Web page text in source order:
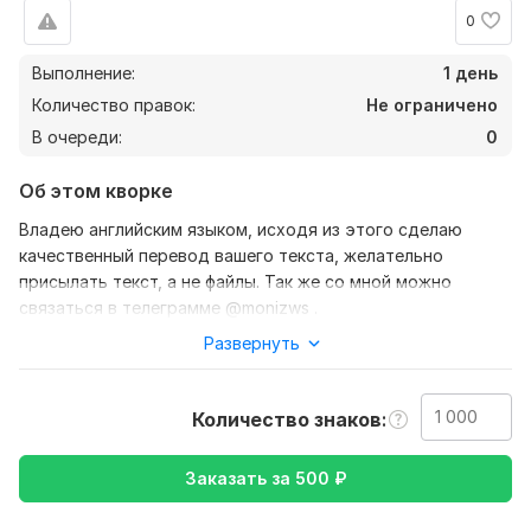
0
Выполнение:
1 день
Количество правок:
Не ограничено
В очереди:
0
Об этом кворке
Владею английским языком, исходя из этого сделаю
качественный перевод вашего текста, желательно
присылать текст, а не файлы. Так же со мной можно
связаться в телеграмме @monizws .
покупателем, чтобы предоставить вам итоговый
результат. Желательно указать время на выполнение, и
обсудить все заранее.
Тематика:
Развернуть
Количество знаков
Заказать за 500 ₽